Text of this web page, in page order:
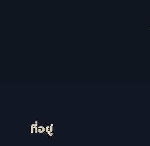
ที่อยู่